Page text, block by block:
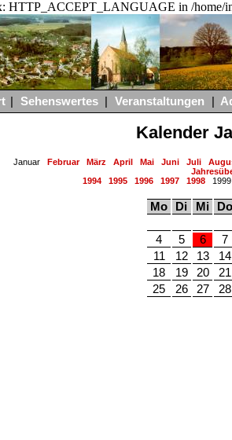
HTTP_ACCEPT_LANGUAGE in /home/
Sehenswertes Veranstaltungen
Kalender
Januar Februar März April Mai Juni Juli
1994
1995 1996 1997 1998
Mo Di Mi Do
4 5 6
7
11
12 13
14
18
19 20
21
25
26 27 28